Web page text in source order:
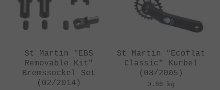
St Martin "EBS
Removable Kit"
Bremssockel Set
(02/2014)
St Martin "Ecoflat
Classic" Kurbel
(08/2005)
0.86 kg